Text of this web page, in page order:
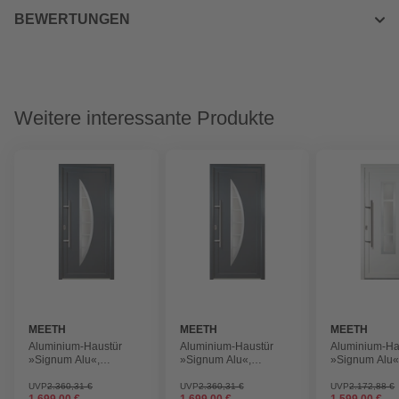
BEWERTUNGEN
Weitere interessante Produkte
MEETH
Aluminium-Haustür
»Signum Alu«,
nach Innen öffnend,
UVP2.360,31 €
MEETH
Aluminium-Haustür
»Signum Alu«,
nach Innen öffnend,
UVP2.360,31 €
MEETH
Aluminium-
»Signum
nach Innen
UVP2.172,88 €